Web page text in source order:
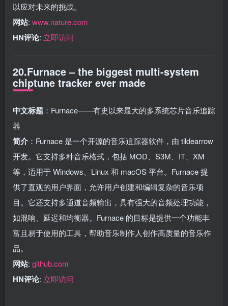
以应对未来的挑战。
网站: www.nature.com
HN评论: 立即访问
20.Furnace – the biggest multi-system
chiptune tracker ever made
中文标题 ：Furnace——有史以来最大的多系统芯片音乐追踪
器
简介 ：Furnace 是一个开源的音乐追踪器软件，由 tildearrow
开发。它支持多种音乐格式，包括 MOD、S3M、IT、XM
等，适用于 Windows、Linux 和 macOS 平台。Furnace 提
供了直观的用户界面，允许用户创建和编辑复杂的音乐项
目。它还支持多通道音频输出，具有强大的音频处理功能，
如混响、延迟和均衡器。Furnace 的目标是提供一个功能丰
富且易于使用的工具，帮助音乐制作人创作高质量的音乐作
品。
网站: github.com
HN评论: 立即访问